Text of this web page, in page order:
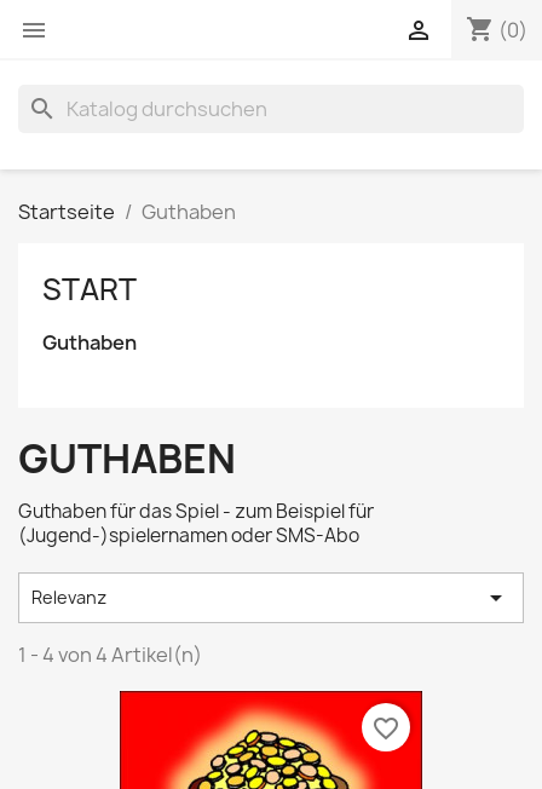
 shopping_cart (0)

search
Startseite Guthaben
START
Guthaben
GUTHABEN
Guthaben für das Spiel - zum Beispiel für
(Jugend-)spielernamen oder SMS-Abo
Relevanz 
1 - 4 von 4 Artikel(n)
favorite_border